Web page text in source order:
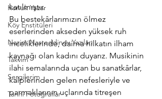
Konuk Yazar
Köy Enstitüleri
Nazim Nasreddinov Yazıları
Takvim
Sergilerim
Tarihi Fotoğraflar
katılmıştır.
Bu bestekârlarımızın ölmez
eserlerinden akseden yüksek ruh
inceliklerinde, daima hilkatın ilham
kaynağı olan kadını duyarız. Musikinin
ilahi semalarında uçan bu sanatkârlar,
kalplerinden gelen nefesleriyle ve
parmaklarının uçlarında titreşen